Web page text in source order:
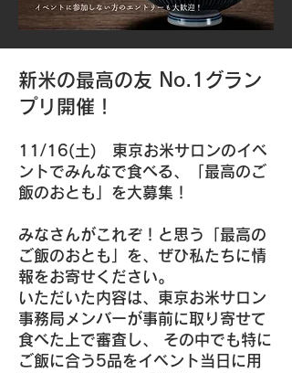
新米の最高の友 No.1グラン
プリ開催！
11/16(土) 東京お米サロンのイベ
ントでみんなで食べる、「最高のご
飯のおとも」を大募集！
みなさんがこれぞ！と思う「最高の
ご飯のおとも」を、ぜひ私たちに情
報をお寄せください。
いただいた内容は、東京お米サロン
事務局メンバーが事前に取り寄せて
食べた上で審査し、 その中でも特に
ご飯に合う5品をイベント当日に用